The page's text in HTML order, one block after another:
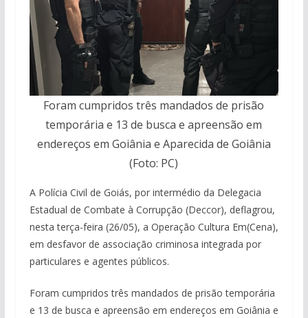
Foram cumpridos três mandados de prisão
temporária e 13 de busca e apreensão em
endereços em Goiânia e Aparecida de Goiânia
(Foto: PC)
A Polícia Civil de Goiás, por intermédio da Delegacia
Estadual de Combate à Corrupção (Deccor), deflagrou,
nesta terça-feira (26/05), a Operação Cultura Em(Cena),
em desfavor de associação criminosa integrada por
particulares e agentes públicos.
Foram cumpridos três mandados de prisão temporária
e 13 de busca e apreensão em endereços em Goiânia e